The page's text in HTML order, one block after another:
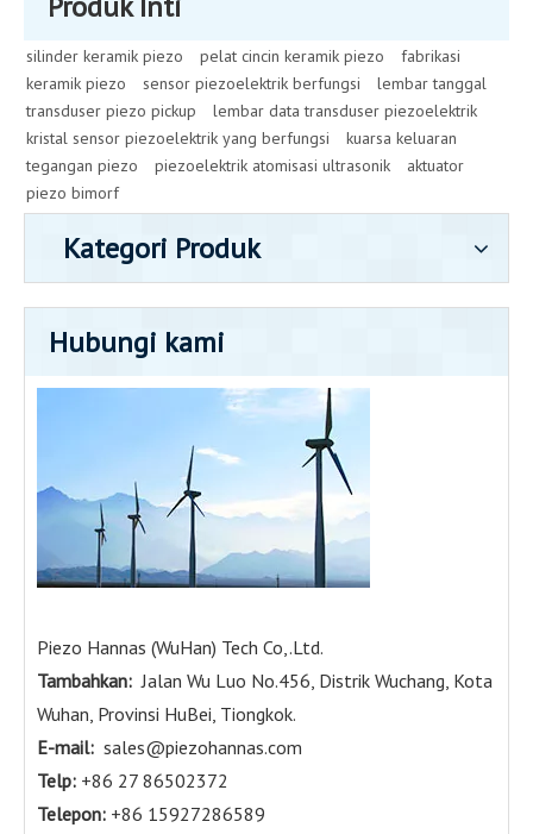
silinder keramik piezo pelat cincin keramik piezo
fabrikasi
keramik piezo
sensor piezoelektrik berfungsi
lembar tanggal
transduser piezo pickup
lembar data transduser piezoelektrik
kristal sensor piezoelektrik yang berfungsi
kuarsa keluaran
tegangan piezo
piezoelektrik atomisasi ultrasonik
aktuator
piezo bimorf
Kategori Produk
Hubungi kami
Piezo Hannas (WuHan) Tech Co,.Ltd.
Tambahkan:Jalan Wu Luo No.456, Distrik Wuchang, Kota
Wuhan, Provinsi HuBei, Tiongkok.
E-mail: sales@piezohannas.com
Telp: +86 27 86502372
Telepon: +86 15927286589